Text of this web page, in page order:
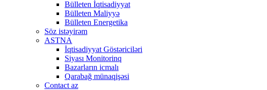
Bülleten İqtisadiyyat
Bülleten Maliyyə
Bülleten Energetika
Söz istəyirəm
ASTNA
İqtisadiyyat Göstəriciləri
Siyası Monitorinq
Bazarların icmalı
Qarabağ münaqişəsi
Contact az